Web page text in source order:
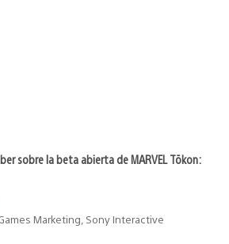
sobre la beta abierta de MARVEL Tōkon:
Marketing, Sony Interactive